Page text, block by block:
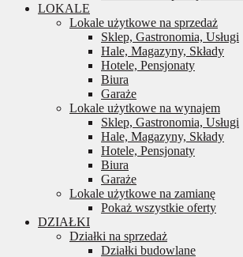
LOKALE
Lokale użytkowe na sprzedaż
Sklep, Gastronomia, Usługi
Hale, Magazyny, Składy
Hotele, Pensjonaty
Biura
Garaże
Lokale użytkowe na wynajem
Sklep, Gastronomia, Usługi
Hale, Magazyny, Składy
Hotele, Pensjonaty
Biura
Garaże
Lokale użytkowe na zamianę
Pokaż wszystkie oferty
DZIAŁKI
Działki na sprzedaż
Działki budowlane